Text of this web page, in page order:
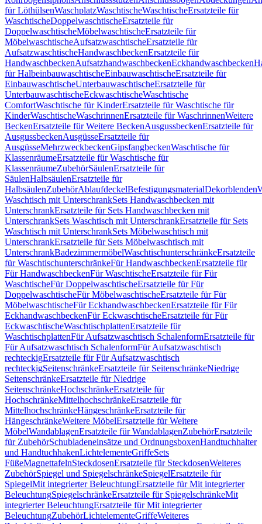
für LöthülsenWaschplatzWaschtischeWaschtischeErsatzteile für
WaschtischeDoppelwaschtischeErsatzteile für
DoppelwaschtischeMöbelwaschtischeErsatzteile für
MöbelwaschtischeAufsatzwaschtischeErsatzteile für
AufsatzwaschtischeHandwaschbeckenErsatzteile für
HandwaschbeckenAufsatzhandwaschbeckenEckhandwaschbecken
für HalbeinbauwaschtischeEinbauwaschtischeErsatzteile für
EinbauwaschtischeUnterbauwaschtischeErsatzteile für
UnterbauwaschtischeEckwaschtischeWaschtische
ComfortWaschtische für KinderErsatzteile für Waschtische für
KinderWaschtischeWaschrinnenErsatzteile für WaschrinnenWeitere
BeckenErsatzteile für Weitere BeckenAusgussbeckenErsatzteile für
AusgussbeckenAusgüsseErsatzteile für
AusgüsseMehrzweckbeckenGipsfangbeckenWaschtische für
KlassenräumeErsatzteile für Waschtische für
KlassenräumeZubehörSäulenErsatzteile für
SäulenHalbsäulenErsatzteile für
HalbsäulenZubehörAblaufdeckelBefestigungsmaterialDekorblenden
Waschtisch mit UnterschrankSets Handwaschbecken mit
UnterschrankErsatzteile für Sets Handwaschbecken mit
UnterschrankSets Waschtisch mit UnterschrankErsatzteile für Sets
Waschtisch mit UnterschrankSets Möbelwaschtisch mit
UnterschrankErsatzteile für Sets Möbelwaschtisch mit
UnterschrankBadezimmermöbelWaschtischunterschränkeErsatzteile
für WaschtischunterschränkeFür HandwaschbeckenErsatzteile für
Für HandwaschbeckenFür WaschtischeErsatzteile für Für
WaschtischeFür DoppelwaschtischeErsatzteile für Für
DoppelwaschtischeFür MöbelwaschtischeErsatzteile für Für
MöbelwaschtischeFür EckhandwaschbeckenErsatzteile für Für
EckhandwaschbeckenFür EckwaschtischeErsatzteile für Für
EckwaschtischeWaschtischplattenErsatzteile für
WaschtischplattenFür Aufsatzwaschtisch SchalenformErsatzteile für
Für Aufsatzwaschtisch SchalenformFür Aufsatzwaschtisch
rechteckigErsatzteile für Für Aufsatzwaschtisch
rechteckigSeitenschränkeErsatzteile für SeitenschränkeNiedrige
SeitenschränkeErsatzteile für Niedrige
SeitenschränkeHochschränkeErsatzteile für
HochschränkeMittelhochschränkeErsatzteile für
MittelhochschränkeHängeschränkeErsatzteile für
HängeschränkeWeitere MöbelErsatzteile für Weitere
MöbelWandablagenErsatzteile für WandablagenZubehörErsatzteile
für ZubehörSchubladeneinsätze und OrdnungsboxenHandtuchhalter
und HandtuchhakenLichtelementeGriffeSets
FüßeMagnettafelnSteckdosenErsatzteile für SteckdosenWeiteres
ZubehörSpiegel und SpiegelschränkeSpiegelErsatzteile für
SpiegelMit integrierter BeleuchtungErsatzteile für Mit integrierter
BeleuchtungSpiegelschränkeErsatzteile für SpiegelschränkeMit
integrierter BeleuchtungErsatzteile für Mit integrierter
BeleuchtungZubehörLichtelementeGriffeWeiteres